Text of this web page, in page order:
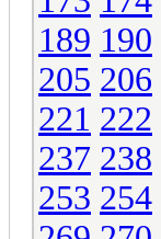
189 190
205 206
221 222
237 238
253 254